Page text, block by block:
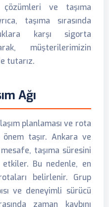
ve taşıma
taşıma sırasında
karşı sigorta
müşterilerimizin
tutarız.
Ağı
planlaması ve rota
taşır. Ankara ve
taşıma süresini
Bu nedenle, en
belirlenir. Grup
ve deneyimli sürücü
zaman kaybını